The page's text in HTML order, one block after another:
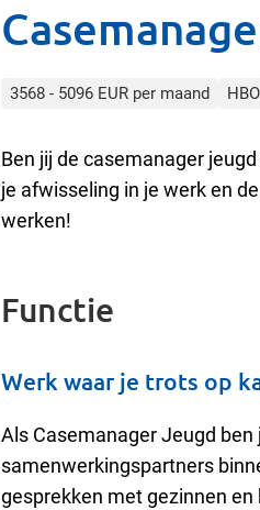
3568 - 5096 EUR per maand HBO
Ben jij de casemanager
je afwisseling in je werk en
werken!
Functie
Werk waar je trots op
Als Casemanager Jeugd ben
samenwerkingspartners
gesprekken met gezinnen